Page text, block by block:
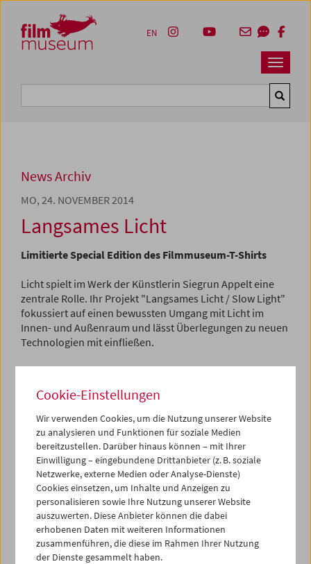
Zum Inhalt
Zum Hauptmenü
Zur Servicenavigation
Zum Suche
Navbar
EN
News Archiv
MO, 24. NOVEMBER 2014
Langsames Licht
Limitierte Special Edition des Filmmuseum-T-Shirts
Licht spielt im Werk der Künstlerin Siegrun Appelt eine
zentrale Rolle. Ihr Projekt "Langsames Licht / Slow Light"
fokussiert auf einen bewussten Umgang mit Licht im
Innen- und Außenraum und lässt Überlegungen zu neuen
Technologien mit einfließen.
Siegrun Appelt anlässlich des 50-Jahre-Jubiläums des
Österreichischen Filmmuseums eine limitierte Special
Edition des beliebten Filmmuseum-T-Shirts entworfen.
Das Logo des Filmmuseums, das Phantasiewesen Zyphius
- 1964 von der Künstlerin Gertie Fröhlich für das
Filmmuseum entdeckt -, wurde dabei in Form einer
thermofixierten Glasfolie auf das T-Shirt appliziert und
erstrahlt in der Dunkelheit.
Cookie-Einstellungen
Wir verwenden Cookies, um die Nutzung unserer Website
zu analysieren und Funktionen für soziale Medien
bereitzustellen. Darüber hinaus können – mit Ihrer
Einwilligung – eingebundene Drittanbieter (z. B. soziale
Netzwerke, externe Medien oder Analyse-Dienste)
Cookies einsetzen, um Inhalte und Anzeigen zu
personalisieren sowie Ihre Nutzung unserer Website
auszuwerten. Diese Anbieter können die dabei
erhobenen Daten mit weiteren Informationen
zusammenführen, die diese im Rahmen Ihrer Nutzung
der Dienste gesammelt haben.